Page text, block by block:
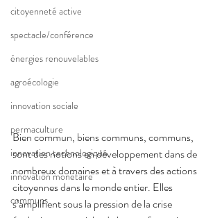
citoyenneté active
spectacle/conférence
énergies renouvelables
agroécologie
innovation sociale
permaculture
innovation technologique
innovation monétaire
communs
Bien commun, biens communs, communs,
sont des notions en développement dans de
nombreux domaines et à travers des actions
citoyennes dans le monde entier. Elles
s’amplifient sous la pression de la crise